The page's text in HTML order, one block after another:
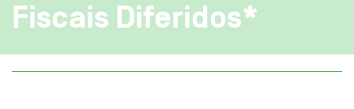
Fiscais Diferidos*